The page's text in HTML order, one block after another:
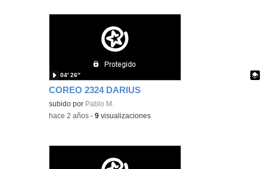
COREO 2324 DARIUS
Contenido educativo.
subido por Pablo M.
04′ 26″
-hace 2 años -9 visualizaciones